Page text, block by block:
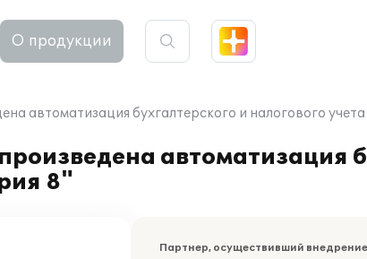
О продукции
автоматизация бухгалтерского и налогового учета
автоматизация
8"
Партнер, осуществивший